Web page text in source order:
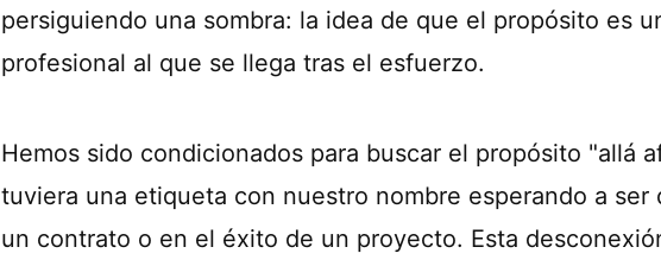
persiguiendo una sombra: la idea de que el propósito es
profesional al que se llega tras el esfuerzo.
Hemos sido condicionados para buscar el propósito "allá
tuviera una etiqueta con nuestro nombre esperando a
un contrato o en el éxito de un proyecto. Esta